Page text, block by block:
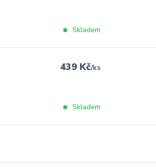
Skladem
439 Kč/ks
Skladem